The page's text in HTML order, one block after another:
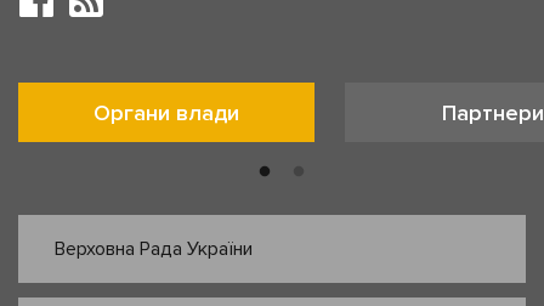
Органи влади Партнери
Верховна Рада України